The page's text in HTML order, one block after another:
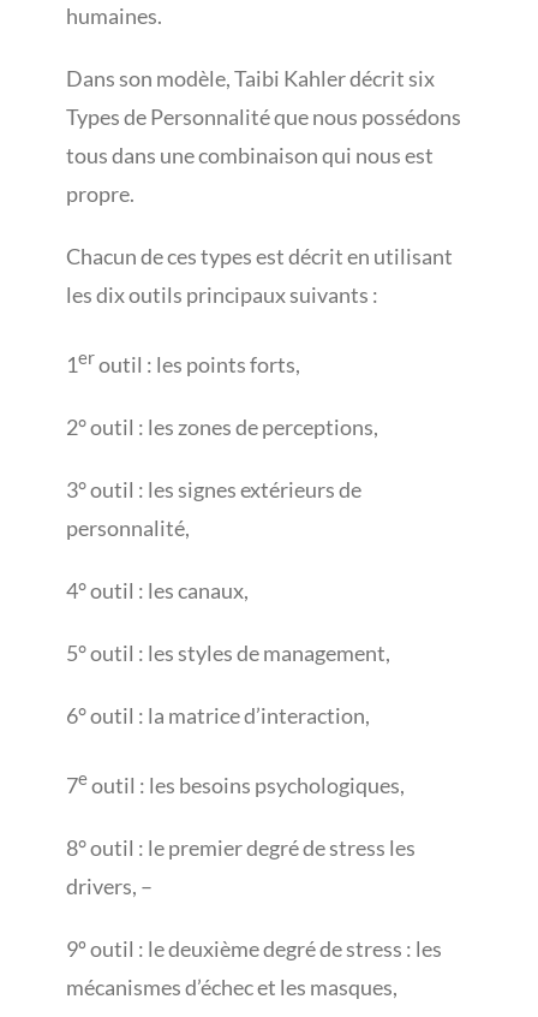
humaines.
Dans son modèle, Taibi Kahler décrit six
Types de Personnalité que nous possédons
tous dans une combinaison qui nous est
propre.
Chacun de ces types est décrit en utilisant
les dix outils principaux suivants :
1eroutil : les points forts,
2° outil : les zones de perceptions,
3° outil : les signes extérieurs de
personnalité,
4° outil : les canaux,
5° outil : les styles de management,
6° outil : la matrice d’interaction,
7eoutil : les besoins psychologiques,
8° outil : le premier degré de stress les
drivers, –
9º outil : le deuxième degré de stress : les
mécanismes d’échec et les masques,